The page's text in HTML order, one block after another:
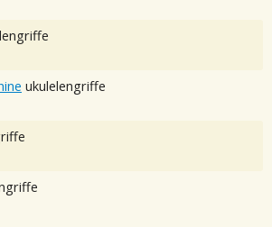
ukulelengriffe